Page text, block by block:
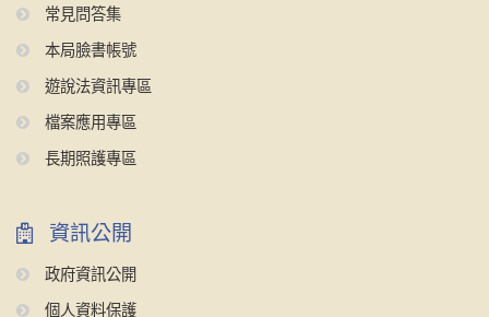
常見問答集
本局臉書帳號
遊說法資訊專區
檔案應用專區
長期照護專區
資訊公開
政府資訊公開
個人資料保護